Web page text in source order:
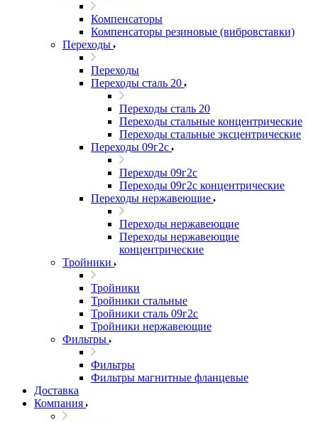
Компенсаторы
Компенсаторы резиновые (вибровставки)
Переходы
Переходы
Переходы сталь 20
Переходы сталь 20
Переходы стальные концентрические
Переходы стальные эксцентрические
Переходы 09г2с
Переходы 09г2с
Переходы 09г2с концентрические
Переходы нержавеющие
Переходы нержавеющие
Переходы нержавеющие
концентрические
Тройники
Тройники
Тройники стальные
Тройники сталь 09г2с
Тройники нержавеющие
Фильтры
Фильтры
Фильтры магнитные фланцевые
Доставка
Компания